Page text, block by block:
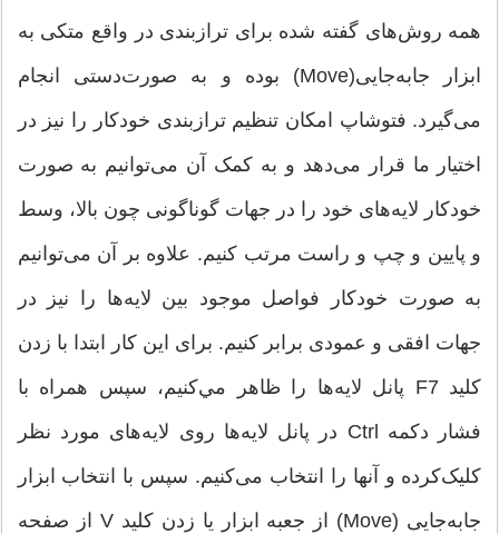
همه روش‌های گفته شده برای ترازبندی در واقع متکی به
ابزار جابه‌جایی(Move) بوده و به صورت‌دستی انجام
می‌گیرد. فتوشاپ امکان تنظیم ترازبندی خودكار را نیز در
اختیار ما قرار می‌دهد و به کمک آن می‌توانیم به صورت
خودکار لایه‌های خود را در جهات گوناگونی چون بالا، وسط
و پایین و چپ و راست مرتب كنیم. علاوه بر آن می‌توانیم
به صورت خودکار فواصل موجود بین لایه‌ها را نیز در
جهات افقی و عمودی برابر کنیم. برای این کار ابتدا با زدن
کلید F7 پانل لایه‌ها را ظاهر مي‌كنيم، سپس همراه با
فشار دکمه Ctrl در پانل لایه‌ها روی لایه‌های مورد نظر
کلیک‌کرده و آنها را انتخاب می‌کنیم. سپس با انتخاب ابزار
جابه‌جایی (Move) از جعبه ابزار یا زدن کلید V از صفحه